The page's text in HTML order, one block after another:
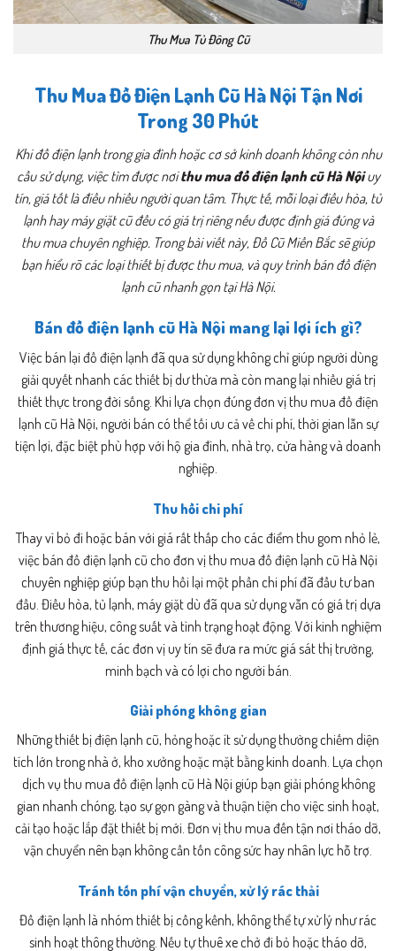
Thu Mua Tủ Đông Cũ
Thu Mua Đồ Điện Lạnh Cũ Hà Nội Tận Nơi
Trong 30 Phút
Khi đồ điện lạnh trong gia đình hoặc cơ sở kinh doanh không còn nhu
cầu sử dụng, việc tìm được nơithu mua đồ điện lạnh cũ Hà Nộiuy
tín, giá tốt là điều nhiều người quan tâm. Thực tế, mỗi loại điều hòa, tủ
lạnh hay máy giặt cũ đều có giá trị riêng nếu được định giá đúng và
thu mua chuyên nghiệp. Trong bài viết này, Đồ Cũ Miền Bắc sẽ giúp
bạn hiểu rõ các loại thiết bị được thu mua, và quy trình bán đồ điện
lạnh cũ nhanh gọn tại Hà Nội.
Bán đồ điện lạnh cũ Hà Nội mang lại lợi ích gì?
Việc bán lại đồ điện lạnh đã qua sử dụng không chỉ giúp người dùng
giải quyết nhanh các thiết bị dư thừa mà còn mang lại nhiều giá trị
thiết thực trong đời sống. Khi lựa chọn đúng đơn vị thu mua đồ điện
lạnh cũ Hà Nội, người bán có thể tối ưu cả về chi phí, thời gian lẫn sự
tiện lợi, đặc biệt phù hợp với hộ gia đình, nhà trọ, cửa hàng và doanh
nghiệp.
Thu hồi chi phí
Thay vì bỏ đi hoặc bán với giá rất thấp cho các điểm thu gom nhỏ lẻ,
việc bán đồ điện lạnh cũ cho đơn vị thu mua đồ điện lạnh cũ Hà Nội
chuyên nghiệp giúp bạn thu hồi lại một phần chi phí đã đầu tư ban
đầu. Điều hòa, tủ lạnh, máy giặt dù đã qua sử dụng vẫn có giá trị dựa
trên thương hiệu, công suất và tình trạng hoạt động. Với kinh nghiệm
định giá thực tế, các đơn vị uy tín sẽ đưa ra mức giá sát thị trường,
minh bạch và có lợi cho người bán.
Giải phóng không gian
Những thiết bị điện lạnh cũ, hỏng hoặc ít sử dụng thường chiếm diện
tích lớn trong nhà ở, kho xưởng hoặc mặt bằng kinh doanh. Lựa chọn
dịch vụ thu mua đồ điện lạnh cũ Hà Nội giúp bạn giải phóng không
gian nhanh chóng, tạo sự gọn gàng và thuận tiện cho việc sinh hoạt,
cải tạo hoặc lắp đặt thiết bị mới. Đơn vị thu mua đến tận nơi tháo dỡ,
vận chuyển nên bạn không cần tốn công sức hay nhân lực hỗ trợ.
Tránh tốn phí vận chuyển, xử lý rác thải
Đồ điện lạnh là nhóm thiết bị cồng kềnh, không thể tự xử lý như rác
sinh hoạt thông thường. Nếu tự thuê xe chở đi bỏ hoặc tháo dỡ,